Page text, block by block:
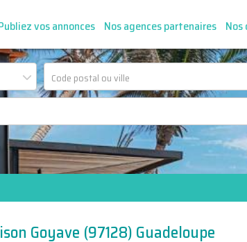
vos annonces Nos agences partenaires
Goyave (97128) Guadeloupe